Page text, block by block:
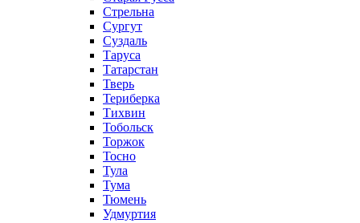
Стрельна
Сургут
Суздаль
Таруса
Татарстан
Тверь
Териберка
Тихвин
Тобольск
Торжок
Тосно
Тула
Тума
Тюмень
Удмуртия